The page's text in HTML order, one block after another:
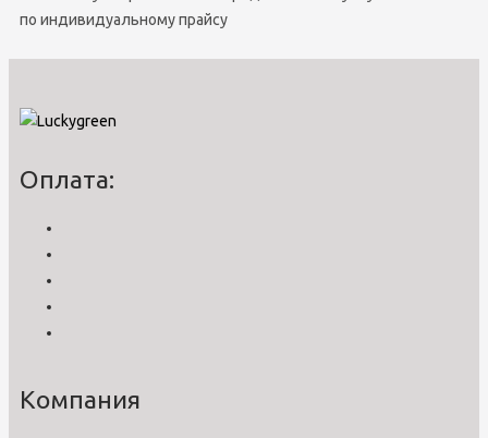
по индивидуальному прайсу
Оплата:
Компания